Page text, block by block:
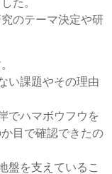
のテーマ決定や研
い課題やその理由
でハマボウフウを
目で確認できたの
盤を支えているこ